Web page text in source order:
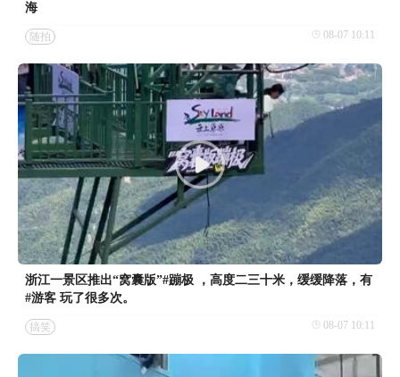
海
随拍 08-07 10:11
浙江一景区推出“窝囊版”#蹦极 ，高度二三十米，缓缓降落，有
#游客 玩了很多次。
搞笑 08-07 10:11